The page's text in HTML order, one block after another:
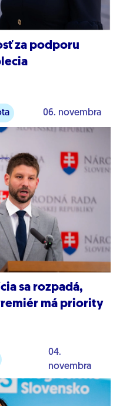
za podporu
06. novembra
sa rozpadá,
má priority
04.
novembra